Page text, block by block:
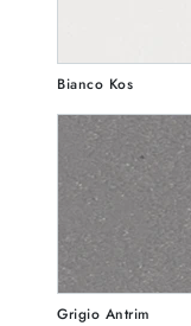
Bianco Kos
Grigio Antrim